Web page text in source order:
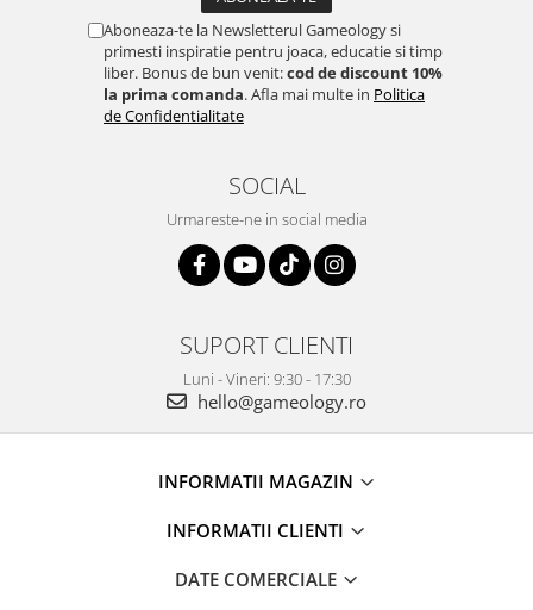
Aboneaza-te la Newsletterul Gameology si
primesti inspiratie pentru joaca, educatie si timp
liber. Bonus de bun venit:cod de discount 10%
la prima comanda. Afla mai multe in Politica
de Confidentialitate
SOCIAL
Urmareste-ne in social media
SUPORT CLIENTI
Luni - Vineri: 9:30 - 17:30
hello@gameology.ro
INFORMATII MAGAZIN
INFORMATII CLIENTI
DATE COMERCIALE